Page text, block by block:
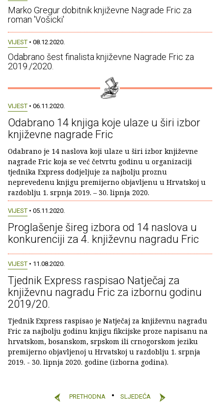
Marko Gregur dobitnik književne Nagrade Fric za
roman 'Vošicki'
VIJEST • 08.12.2020.
Odabrano šest finalista književne Nagrade Fric za
2019./2020.
VIJEST • 06.11.2020.
Odabrano 14 knjiga koje ulaze u širi izbor
književne nagrade Fric
Odabrano je 14 naslova koji ulaze u širi izbor književne
nagrade Fric koja se već četvrtu godinu u organizaciji
tjednika Express dodjeljuje za najbolju proznu
neprevedenu knjigu premijerno objavljenu u Hrvatskoj u
razdoblju 1. srpnja 2019. – 30. lipnja 2020.
VIJEST • 05.11.2020.
Proglašenje šireg izbora od 14 naslova u
konkurenciji za 4. književnu nagradu Fric
VIJEST • 11.08.2020.
Tjednik Express raspisao Natječaj za
književnu nagradu Fric za izbornu godinu
2019/20.
Tjednik Express raspisao je Natječaj za književnu nagradu
Fric za najbolju godinu knjigu fikcijske proze napisanu na
hrvatskom, bosanskom, srpskom ili crnogorskom jeziku
premijerno objavljenoj u Hrvatskoj u razdoblju 1. srpnja
2019. - 30. lipnja 2020. godine (izborna godina).
PRETHODNA SLJEDEĆA